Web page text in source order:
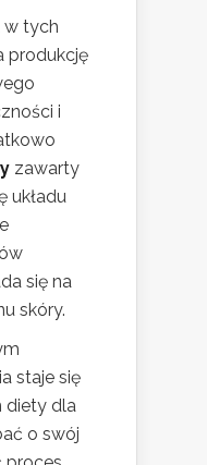
w tych
produkcję
i
zawarty
układu
się na
skóry.
staje się
diety dla
o swój